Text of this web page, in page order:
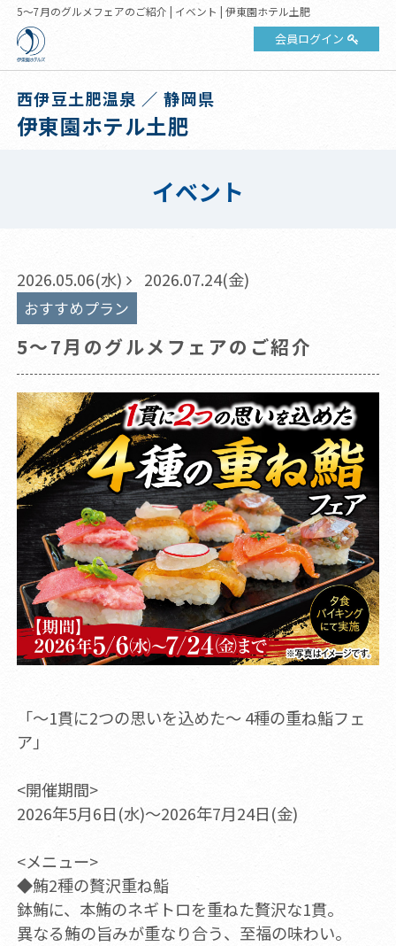
5～7月のグルメフェアのご紹介 | イベント | 伊東園ホテル土肥
会員ログイン
西伊豆土肥温泉 ／ 静岡県
伊東園ホテル土肥
イベント
2026.05.06(水) 2026.07.24(金)
おすすめプラン
5～7月のグルメフェアのご紹介
「～1貫に2つの思いを込めた～ 4種の重ね鮨フェ
ア」
<開催期間>
2026年5月6日(水)～2026年7月24日(金)
<メニュー>
◆鮪2種の贅沢重ね鮨
鉢鮪に、本鮪のネギトロを重ねた贅沢な1貫。
異なる鮪の旨みが重なり合う、至福の味わい。